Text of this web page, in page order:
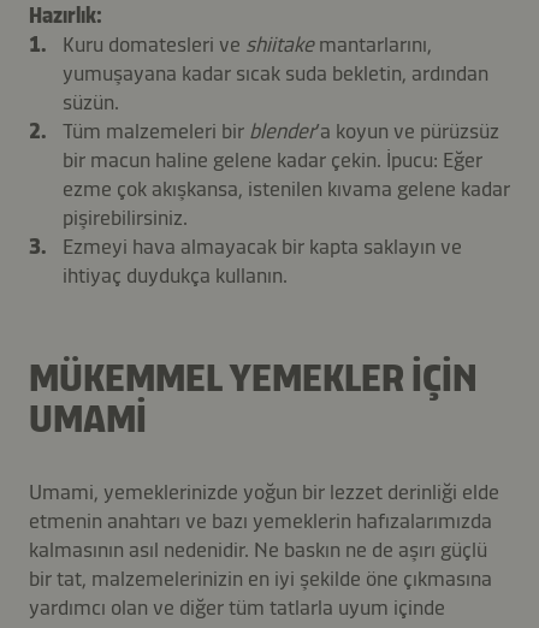
Hazırlık:
Kuru domatesleri ve shiitakemantarlarını,
yumuşayana kadar sıcak suda bekletin, ardından
süzün.
Tüm malzemeleri bir blender’a koyun ve pürüzsüz
bir macun haline gelene kadar çekin. İpucu: Eğer
ezme çok akışkansa, istenilen kıvama gelene kadar
pişirebilirsiniz.
Ezmeyi hava almayacak bir kapta saklayın ve
ihtiyaç duydukça kullanın.
MÜKEMMEL YEMEKLER IÇIN
UMAMI
Umami, yemeklerinizde yoğun bir lezzet derinliği elde
etmenin anahtarı ve bazı yemeklerin hafızalarımızda
kalmasının asıl nedenidir. Ne baskın ne de aşırı güçlü
bir tat, malzemelerinizin en iyi şekilde öne çıkmasına
yardımcı olan ve diğer tüm tatlarla uyum içinde